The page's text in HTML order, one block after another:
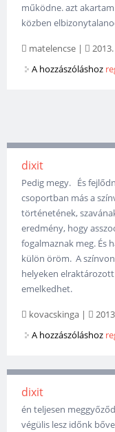
működne. azt
közben
matelencse |
A hozzászóláshoz
dixit
Pedig megy. És
csoportban más a
történetének,
eredmény, hogy
fogalmaznak meg. És
külön öröm. A
helyeken
emelkedhet.
kovacskinga |
A hozzászóláshoz
dixit
én teljesen
végülis lesz időnk